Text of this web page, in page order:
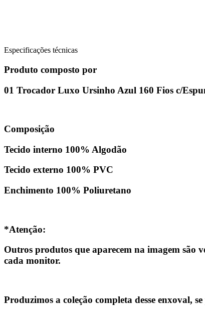
Especificações técnicas
Produto composto por
01 Trocador Luxo Ursinho Azul 160 Fios c/
Composição
Tecido interno 100% Algodão
Tecido externo 100% PVC
Enchimento 100% Poliuretano
*Atenção:
Outros produtos que aparecem na imagem são
cada monitor.
Produzimos a coleção completa desse enxoval,